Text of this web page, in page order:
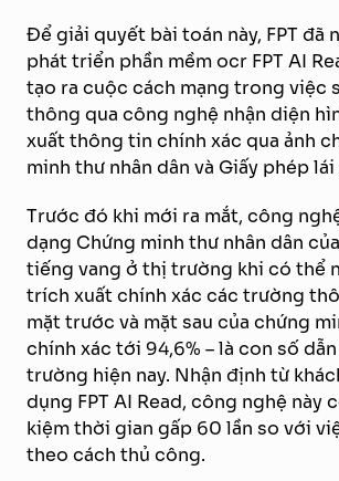
Để giải quyết bài toán này, FPT đã
phát triển phần mềm ocr FPT AI
tạo ra cuộc cách mạng trong việc
thông qua công nghệ nhận diện
xuất thông tin chính xác qua ảnh
minh thư nhân dân và Giấy phép lái
Trước đó khi mới ra mắt, công
dạng Chứng minh thư nhân dân
tiếng vang ở thị trường khi có thể
trích xuất chính xác các trường
mặt trước và mặt sau của chứng
chính xác tới 94,6% – là con số
trường hiện nay. Nhận định từ
dụng FPT AI Read, công nghệ
kiệm thời gian gấp 60 lần so với
theo cách thủ công.